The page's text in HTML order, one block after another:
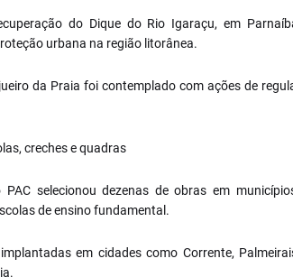
do Dique do Rio Igaraçu, em
urbana na região litorânea.
da Praia foi contemplado com ações de
creches e quadras
selecionou dezenas de obras em
de ensino fundamental.
em cidades como Corrente,